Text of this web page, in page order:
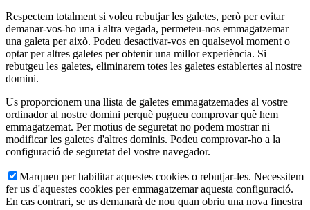
Respectem totalment si voleu rebutjar les galetes, però per evitar
demanar-vos-ho una i altra vegada, permeteu-nos emmagatzemar
una galeta per això. Podeu desactivar-vos en qualsevol moment o
optar per altres galetes per obtenir una millor experiència. Si
rebutgeu les galetes, eliminarem totes les galetes establertes al nostre
domini.
Us proporcionem una llista de galetes emmagatzemades al vostre
ordinador al nostre domini perquè pugueu comprovar què hem
emmagatzemat. Per motius de seguretat no podem mostrar ni
modificar les galetes d'altres dominis. Podeu comprovar-ho a la
configuració de seguretat del vostre navegador.
Marqueu per habilitar aquestes cookies o rebutjar-les. Necessitem
fer us d'aquestes cookies per emmagatzemar aquesta configuració.
En cas contrari, se us demanarà de nou quan obriu una nova finestra